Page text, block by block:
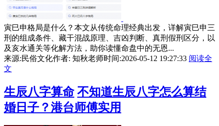
寅巳申格局是什么？本文从传统命理经典出发，详解寅巳申三
刑的组成条件、藏干混战原理、吉凶判断、真刑假刑区分，以
及亥水通关等化解方法，助你读懂命盘中的无恩...
来源:民俗文化作者: 知秋老师时间:2026-05-12 19:27:33 阅读全
文
生辰八字算命 不知道生辰八字怎么算结
婚日子？港台师傅实用